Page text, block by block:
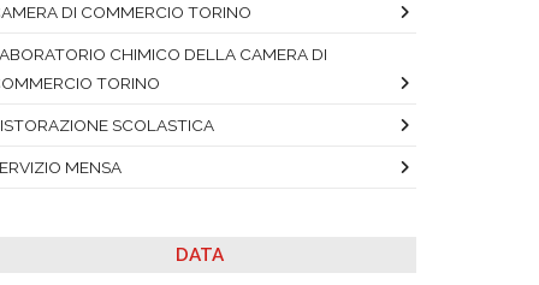
DI COMMERCIO TORINO
CHIMICO DELLA CAMERA DI
TORINO
SCOLASTICA
MENSA
DATA